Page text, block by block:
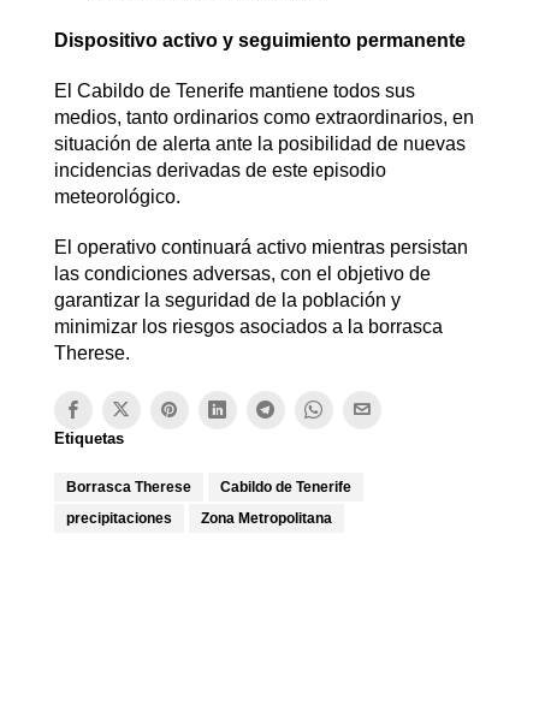
Dispositivo activo y seguimiento permanente
El Cabildo de Tenerife mantiene todos sus
medios, tanto ordinarios como extraordinarios, en
situación de alerta ante la posibilidad de nuevas
incidencias derivadas de este episodio
meteorológico.
El operativo continuará activo mientras persistan
las condiciones adversas, con el objetivo de
garantizar la seguridad de la población y
minimizar los riesgos asociados a la borrasca
Therese.
Etiquetas
Borrasca Therese
Cabildo de Tenerife
precipitaciones
Zona Metropolitana